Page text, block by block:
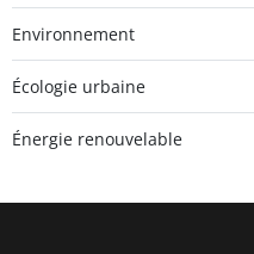
Environnement
Écologie urbaine
Énergie renouvelable